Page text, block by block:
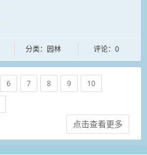
分类：园林 评论：0
6 7 8 9 10
点击查看更多